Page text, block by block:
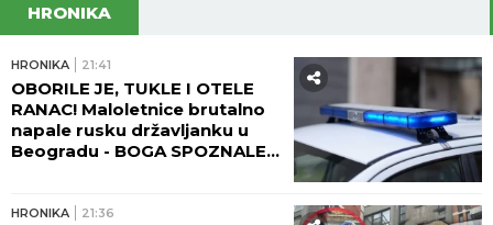
HRONIKA
HRONIKA 21:41
OBORILE JE, TUKLE I OTELE
RANAC! Maloletnice brutalno
napale rusku državljanku u
Beogradu - BOGA SPOZNALE
HRONIKA 21:36